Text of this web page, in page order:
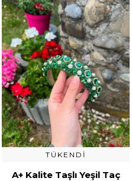
TÜKENDI
A+ Kalite Taşlı Yeşil Taç